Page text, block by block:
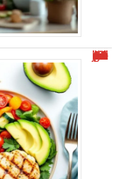
Manger 1000 calories par jour : combien de kilos perdus ?